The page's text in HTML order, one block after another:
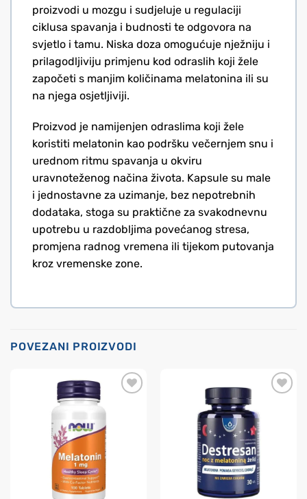
proizvodi u mozgu i sudjeluje u regulaciji
ciklusa spavanja i budnosti te odgovora na
svjetlo i tamu. Niska doza omogućuje nježniju i
prilagodljiviju primjenu kod odraslih koji žele
započeti s manjim količinama melatonina ili su
na njega osjetljiviji.
Proizvod je namijenjen odraslima koji žele
koristiti melatonin kao podršku večernjem snu i
urednom ritmu spavanja u okviru
uravnoteženog načina života. Kapsule su male
i jednostavne za uzimanje, bez nepotrebnih
dodataka, stoga su praktične za svakodnevnu
upotrebu u razdobljima povećanog stresa,
promjena radnog vremena ili tijekom putovanja
kroz vremenske zone.
POVEZANI PROIZVODI